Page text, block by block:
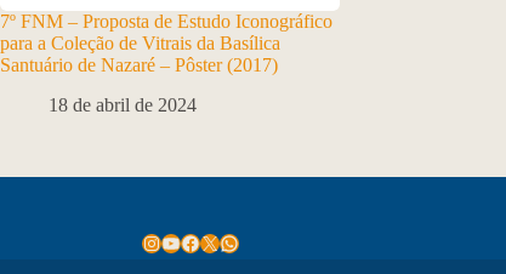
7º FNM – Proposta de Estudo Iconográfico
para a Coleção de Vitrais da Basílica
Santuário de Nazaré – Pôster (2017)
18 de abril de 2024
Instagram
Youtube
Facebook
X WhatsApp